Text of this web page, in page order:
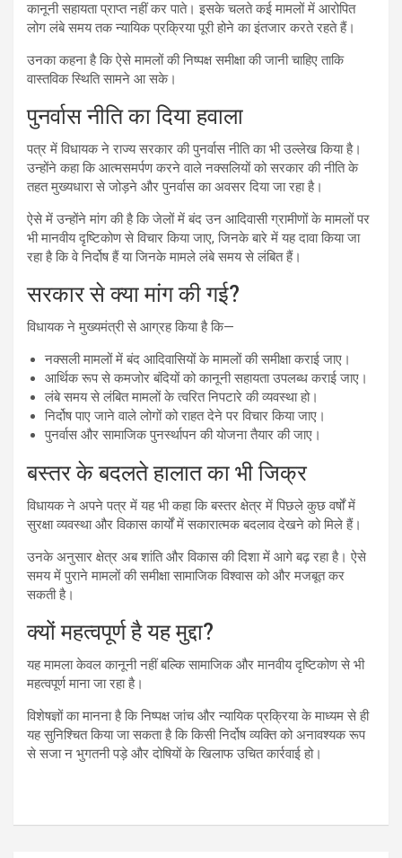
कानूनी सहायता प्राप्त नहीं कर पाते। इसके चलते कई मामलों में आरोपित
लोग लंबे समय तक न्यायिक प्रक्रिया पूरी होने का इंतजार करते रहते हैं।
उनका कहना है कि ऐसे मामलों की निष्पक्ष समीक्षा की जानी चाहिए ताकि
वास्तविक स्थिति सामने आ सके।
पुनर्वास नीति का दिया हवाला
पत्र में विधायक ने राज्य सरकार की पुनर्वास नीति का भी उल्लेख किया है।
उन्होंने कहा कि आत्मसमर्पण करने वाले नक्सलियों को सरकार की नीति के
तहत मुख्यधारा से जोड़ने और पुनर्वास का अवसर दिया जा रहा है।
ऐसे में उन्होंने मांग की है कि जेलों में बंद उन आदिवासी ग्रामीणों के मामलों पर
भी मानवीय दृष्टिकोण से विचार किया जाए, जिनके बारे में यह दावा किया जा
रहा है कि वे निर्दोष हैं या जिनके मामले लंबे समय से लंबित हैं।
सरकार से क्या मांग की गई?
विधायक ने मुख्यमंत्री से आग्रह किया है कि—
नक्सली मामलों में बंद आदिवासियों के मामलों की समीक्षा कराई जाए।
आर्थिक रूप से कमजोर बंदियों को कानूनी सहायता उपलब्ध कराई जाए।
लंबे समय से लंबित मामलों के त्वरित निपटारे की व्यवस्था हो।
निर्दोष पाए जाने वाले लोगों को राहत देने पर विचार किया जाए।
पुनर्वास और सामाजिक पुनर्स्थापन की योजना तैयार की जाए।
बस्तर के बदलते हालात का भी जिक्र
विधायक ने अपने पत्र में यह भी कहा कि बस्तर क्षेत्र में पिछले कुछ वर्षों में
सुरक्षा व्यवस्था और विकास कार्यों में सकारात्मक बदलाव देखने को मिले हैं।
उनके अनुसार क्षेत्र अब शांति और विकास की दिशा में आगे बढ़ रहा है। ऐसे
समय में पुराने मामलों की समीक्षा सामाजिक विश्वास को और मजबूत कर
सकती है।
क्यों महत्वपूर्ण है यह मुद्दा?
यह मामला केवल कानूनी नहीं बल्कि सामाजिक और मानवीय दृष्टिकोण से भी
महत्वपूर्ण माना जा रहा है।
विशेषज्ञों का मानना है कि निष्पक्ष जांच और न्यायिक प्रक्रिया के माध्यम से ही
यह सुनिश्चित किया जा सकता है कि किसी निर्दोष व्यक्ति को अनावश्यक रूप
से सजा न भुगतनी पड़े और दोषियों के खिलाफ उचित कार्रवाई हो।